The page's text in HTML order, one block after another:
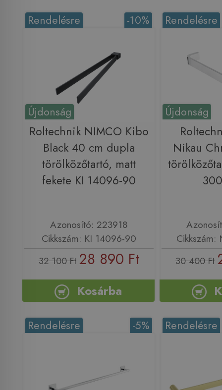
Újdonság
-10%
Rendelésre
Roltechnik NIMCO Kibo
Black 40 cm dupla
törölközőtartó, matt
fekete KI 14096-90
Azonosító: 223918
Cikkszám: KI 14096-90
32 100 Ft 28 890 Ft
Kosárba
Újdonság
Rendelésre
Nikau
30 400 Ft
-5%
Rendelésre Rendelésre